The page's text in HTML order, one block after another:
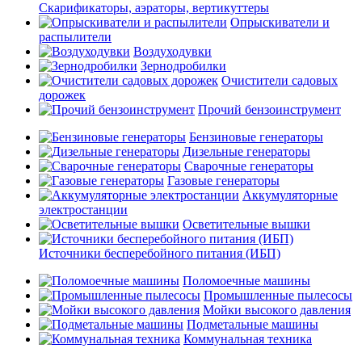
Скарификаторы, аэраторы, вертикуттеры
Опрыскиватели и
распылители
Воздуходувки
Зернодробилки
Очистители садовых
дорожек
Прочий бензоинструмент
Бензиновые генераторы
Дизельные генераторы
Сварочные генераторы
Газовые генераторы
Аккумуляторные
электростанции
Осветительные вышки
Источники бесперебойного питания (ИБП)
Поломоечные машины
Промышленные пылесосы
Мойки высокого давления
Подметальные машины
Коммунальная техника